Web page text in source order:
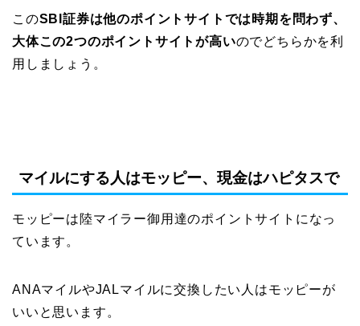
このSBI証券は他のポイントサイトでは時期を問わず、
大体この2つのポイントサイトが高いのでどちらかを利
用しましょう。
マイルにする人はモッピー、現金はハピタスで
モッピーは陸マイラー御用達のポイントサイトになっ
ています。
ANAマイルやJALマイルに交換したい人はモッピーが
いいと思います。